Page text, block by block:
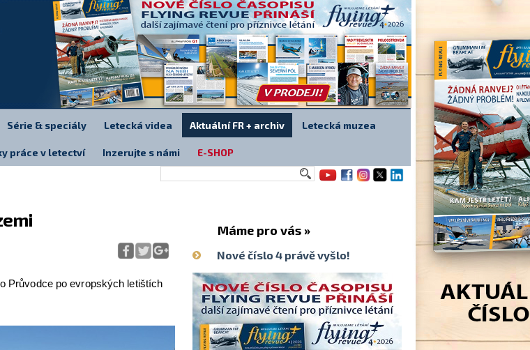
Průvodce po evropských letištích
Máme pro vás »
Nové číslo 4 právě vyšlo!
Série & speciály Letecká videa Aktuální FR + archiv Letecká muzea
práce v letectví Inzerujte s námi E-SHOP